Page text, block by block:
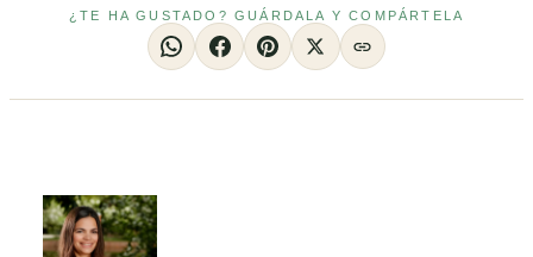
¿TE HA GUSTADO? GUÁRDALA Y COMPÁRTELA